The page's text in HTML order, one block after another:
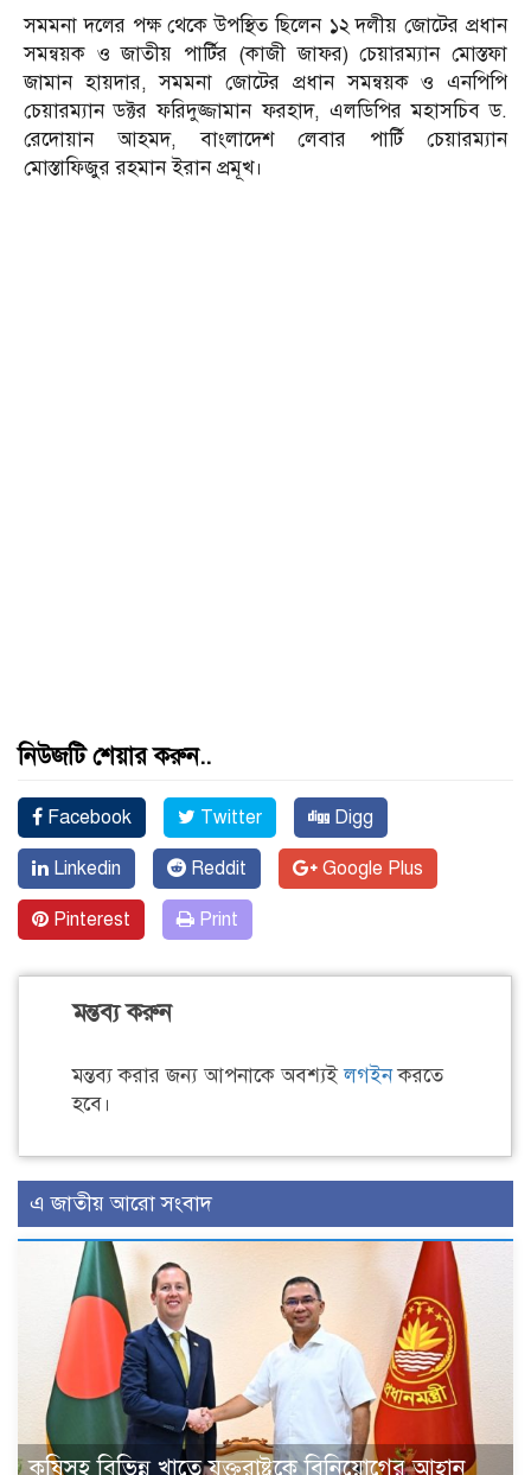
সমমনা দলের পক্ষ থেকে উপস্থিত ছিলেন ১২ দলীয় জোটের প্রধান
সমন্বয়ক ও জাতীয় পার্টির (কাজী জাফর) চেয়ারম্যান মোস্তফা
জামান হায়দার, সমমনা জোটের প্রধান সমন্বয়ক ও এনপিপি
চেয়ারম্যান ডক্টর ফরিদুজ্জামান ফরহাদ, এলডিপির মহাসচিব ড.
রেদোয়ান আহমদ, বাংলাদেশ লেবার পার্টি চেয়ারম্যান
মোস্তাফিজুর রহমান ইরান প্রমূখ।
নিউজটি শেয়ার করুন..
Facebook Twitter Digg
Linkedin Reddit Google Plus
Pinterest Print
মন্তব্য করুন
মন্তব্য করার জন্য আপনাকে অবশ্যইলগইনকরতে
হবে।
এ জাতীয় আরো সংবাদ
কৃষিসহ বিভিন্ন খাতে যুক্তরাষ্ট্রকে বিনিয়োগের আহ্বান